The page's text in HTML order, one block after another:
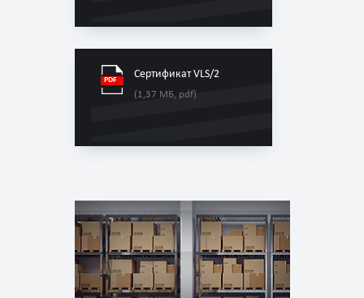
Сертификат VLS/2
(1,37 МБ, pdf)